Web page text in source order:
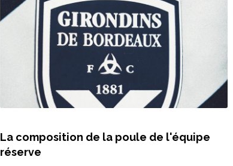
La composition de la poule de l'équipe
réserve